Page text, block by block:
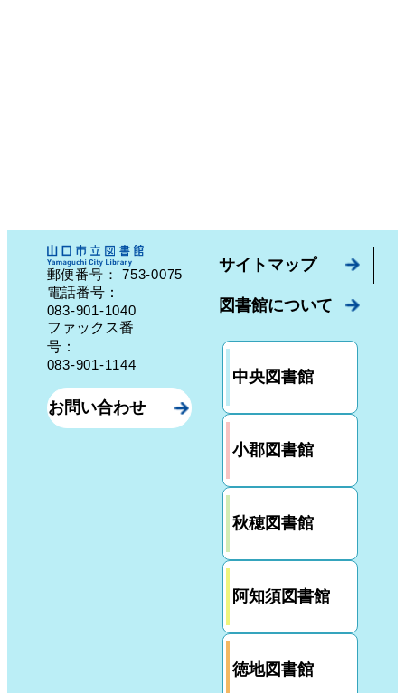
郵便番号：753-0075 山口県山口市中園町７番７号
電話番号：
083-901-1040
ファックス番
号：
083-901-1144
お問い合わせ
サイトマップ
図書館について
中央図書館
小郡図書館
秋穂図書館
阿知須図書館
徳地図書館